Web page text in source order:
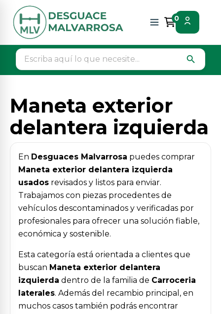
0
search
Inicio Piezas vehículos
Maneta exterior delantera izquierda
Maneta exterior
delantera izquierda
En Desguaces Malvarrosa puedes comprar
Maneta exterior delantera izquierda
usados revisados y listos para enviar.
Trabajamos con piezas procedentes de
vehículos descontaminados y verificadas por
profesionales para ofrecer una solución fiable,
económica y sostenible.
Esta categoría está orientada a clientes que
buscan Maneta exterior delantera
izquierda dentro de la familia de Carroceria
laterales. Además del recambio principal, en
muchos casos también podrás encontrar